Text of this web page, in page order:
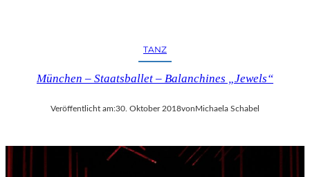
TANZ
München – Staatsballet – Balanchines „Jewels“
Veröffentlicht am:30. Oktober 2018von Michaela Schabel